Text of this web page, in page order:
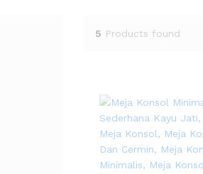
5 Products found